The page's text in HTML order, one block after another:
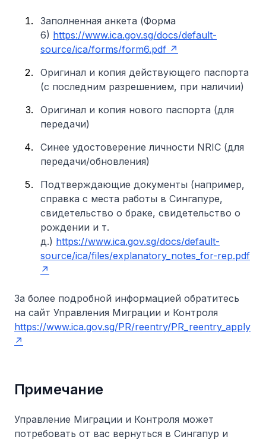
Заполненная анкета (Форма
6) https://www.ica.gov.sg/docs/default-
source/ica/forms/form6.pdf
Оригинал и копия действующего паспорта
(с последним разрешением, при наличии)
Оригинал и копия нового паспорта (для
передачи)
Синее удостоверение личности NRIC (для
передачи/обновления)
Подтверждающие документы (например,
справка с места работы в Сингапуре,
свидетельство о браке, свидетельство о
рождении и т.
д.) https://www.ica.gov.sg/docs/default-
source/ica/files/explanatory_notes_for-rep.pdf
За более подробной информацией обратитесь
на сайт Управления Миграции и Контроля
https://www.ica.gov.sg/PR/reentry/PR_reentry_apply
Примечание
Управление Миграции и Контроля может
потребовать от вас вернуться в Сингапур и